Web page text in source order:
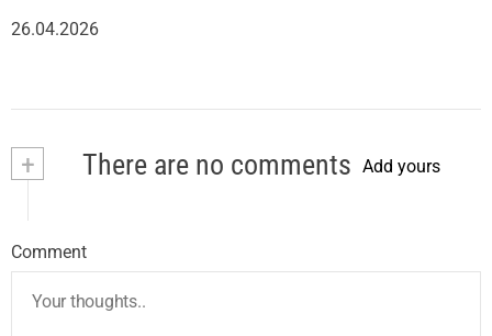
26.04.2026
+ There are no comments Add yours
Comment